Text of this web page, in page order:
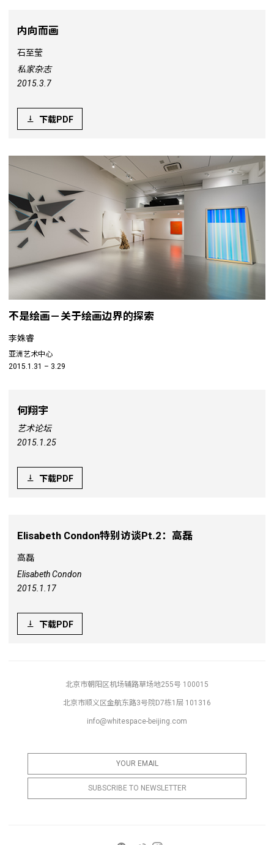
内向而画
石至莹
私家杂志
2015.3.7
下载PDF
不是绘画－关于绘画边界的探索
李姝睿
亚洲艺术中心
2015.1.31 – 3.29
何翔宇
艺术论坛
2015.1.25
下载PDF
Elisabeth Condon特别访谈Pt.2：高磊
高磊
Elisabeth Condon
2015.1.17
下载PDF
北京市朝阳区机场辅路草场地255号 100015
北京市顺义区金航东路3号院D7栋1层 101316
info@whitespace-beijing.com